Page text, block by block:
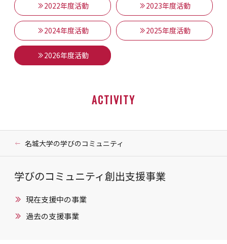
2022年度活動 2023年度活動
2024年度活動 2025年度活動
2026年度活動
ACTIVITY
名城大学の学びのコミュニティ
学びのコミュニティ創出支援事業
現在支援中の事業
過去の支援事業